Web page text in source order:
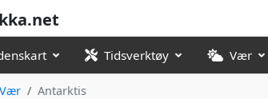
Tidsverktøy Vær
Vær Antarktis